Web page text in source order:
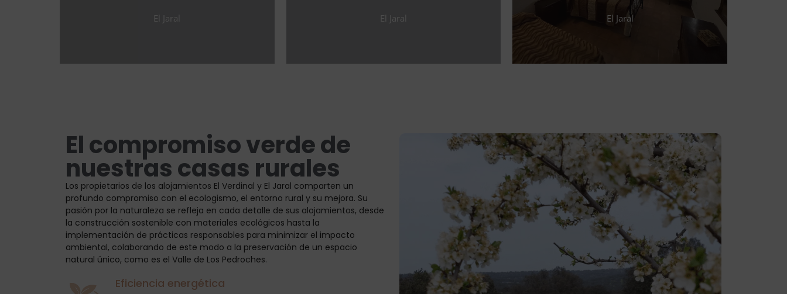
El Jaral El Jaral El Jaral
El compromiso verde de
nuestras casas rurales
Los propietarios de los alojamientos El Verdinal y El Jaral comparten un
profundo compromiso con el ecologismo, el entorno rural y su mejora. Su
pasión por la naturaleza se refleja en cada detalle de sus alojamientos, desde
la construcción sostenible con materiales ecológicos hasta la
implementación de prácticas responsables para minimizar el impacto
ambiental, colaborando de este modo a la preservación de un espacio
natural único, como es el Valle de Los Pedroches.
Eficiencia energética